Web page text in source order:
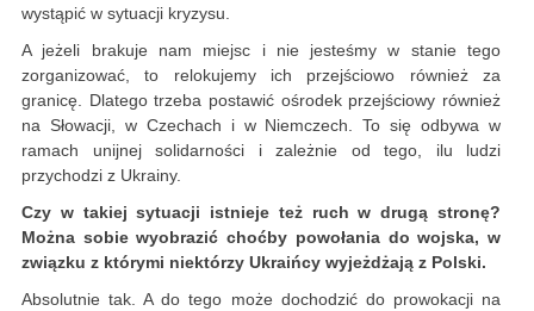
wystąpić w sytuacji kryzysu.
A jeżeli brakuje nam miejsc i nie jesteśmy w stanie tego
zorganizować, to relokujemy ich przejściowo również za
granicę. Dlatego trzeba postawić ośrodek przejściowy również
na Słowacji, w Czechach i w Niemczech. To się odbywa w
ramach unijnej solidarności i zależnie od tego, ilu ludzi
przychodzi z Ukrainy.
Czy w takiej sytuacji istnieje też ruch w drugą stronę?
Można sobie wyobrazić choćby powołania do wojska, w
związku z którymi niektórzy Ukraińcy wyjeżdżają z Polski.
Absolutnie tak. A do tego może dochodzić do prowokacji na